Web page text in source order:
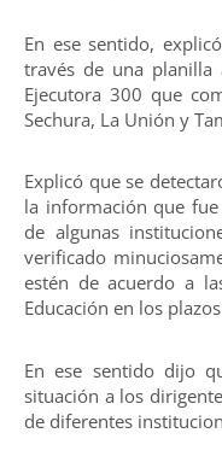
En ese sentido,
través de una
Ejecutora 300 que
Sechura, La Unión y
Explicó que se
la información que
de algunas
verificado
estén de acuerdo a
Educación en los
En ese sentido dijo
situación a los
de diferentes